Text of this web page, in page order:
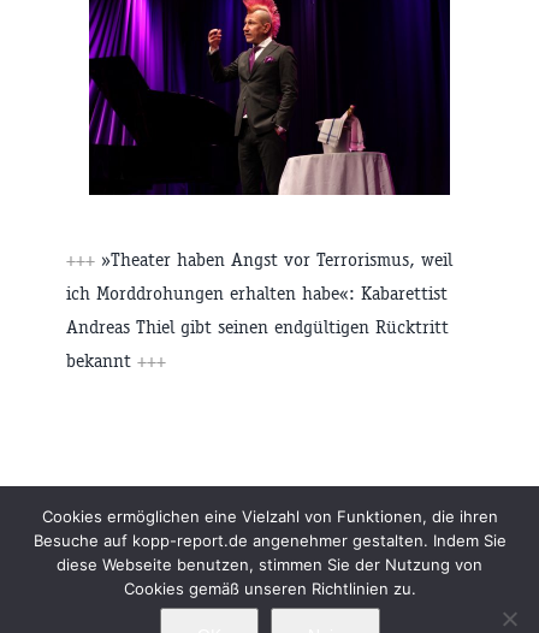
+++ »Theater haben Angst vor Terrorismus, weil
ich Morddrohungen erhalten habe«: Kabarettist
Andreas Thiel gibt seinen endgültigen Rücktritt
bekannt +++
Beiträge Archiv Impressum
Newsletter
Kopp Verlag
Datenschutzerklärung
Cookies ermöglichen eine Vielzahl von Funktionen, die ihren
Besuche auf kopp-report.de angenehmer gestalten. Indem Sie
diese Webseite benutzen, stimmen Sie der Nutzung von
Cookies gemäß unseren Richtlinien zu.